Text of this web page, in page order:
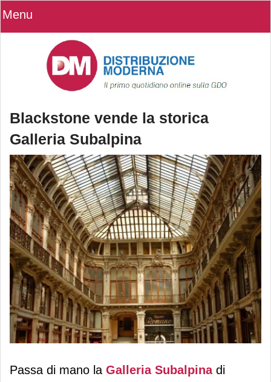
Menu
Blackstone vende la storica
Galleria Subalpina
Blackstone vende la storica Galleria
Passa di mano la Galleria Subalpinadi